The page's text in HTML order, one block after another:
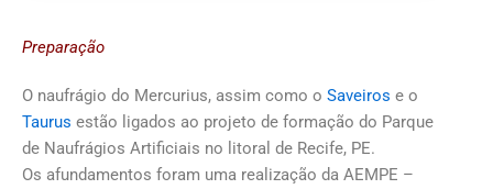
Preparação
O naufrágio do Mercurius, assim como o Saveiros e o
Taurus estão ligados ao projeto de formação do Parque
de Naufrágios Artificiais no litoral de Recife, PE.
Os afundamentos foram uma realização da AEMPE –